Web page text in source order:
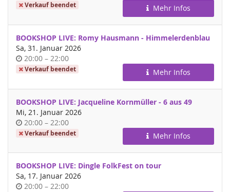
Verkauf beendet Mehr Infos
BOOKSHOP LIVE: Romy Hausmann - Himmelerdenblau
Sa, 31. Januar 2026
Uhrzeit
20:00 –bis
22:00
Verkauf beendet Mehr Infos
BOOKSHOP LIVE: Jacqueline Kornmüller - 6 aus 49
Mi, 21. Januar 2026
Uhrzeit
20:00 –bis
22:00
Verkauf beendet Mehr Infos
BOOKSHOP LIVE: Dingle FolkFest on tour
Sa, 17. Januar 2026
Uhrzeit
20:00 –bis
22:00